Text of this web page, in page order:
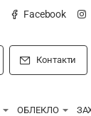
Facebook
Контакти
ОБЛЕКЛО